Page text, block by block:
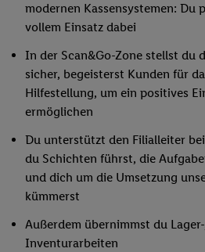
modernen Kassensystemen: Du
vollem Einsatz dabei
In der Scan&Go-Zone stellst du
sicher, begeisterst Kunden für
Hilfestellung, um ein positives
ermöglichen
Du unterstützt den Filialleiter
du Schichten führst, die
und dich um die Umsetzung
kümmerst
Außerdem übernimmst du
Inventurarbeiten